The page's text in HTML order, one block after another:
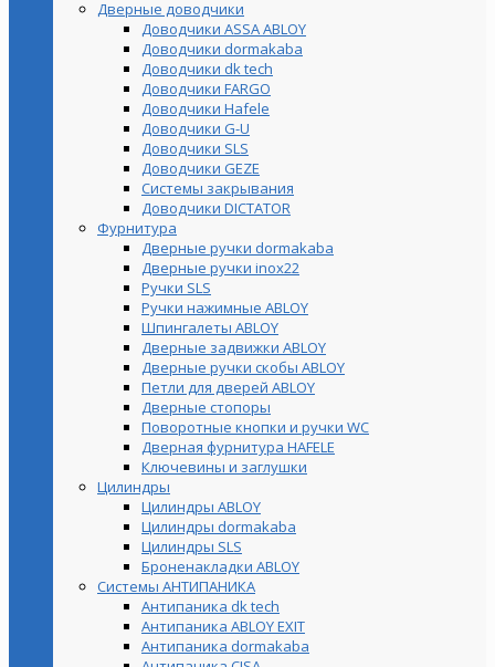
Дверные доводчики
Доводчики ASSA ABLOY
Доводчики dormakaba
Доводчики dk tech
Доводчики FARGO
Доводчики Hafele
Доводчики G-U
Доводчики SLS
Доводчики GEZE
Cистемы закрывания
Доводчики DICTATOR
Фурнитура
Дверные ручки dormakaba
Дверные ручки inox22
Ручки SLS
Ручки нажимные ABLOY
Шпингалеты ABLOY
Дверные задвижки ABLOY
Дверные ручки скобы ABLOY
Петли для дверей ABLOY
Дверные стопоры
Поворотные кнопки и ручки WC
Дверная фурнитура HAFELE
Ключевины и заглушки
Цилиндры
Цилиндры ABLOY
Цилиндры dormakaba
Цилиндры SLS
Броненакладки ABLOY
Системы АНТИПАНИКА
Антипаника dk tech
Антипаника ABLOY EXIT
Антипаника dormakaba